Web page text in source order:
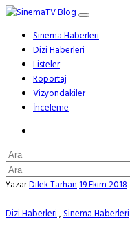
Sinema Haberleri
Dizi Haberleri
Listeler
Röportaj
Vizyondakiler
İnceleme
YazarDilek Tarhan19 Ekim 2018
Dizi Haberleri,Sinema Haberleri